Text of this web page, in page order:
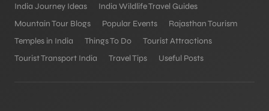
India Journey Ideas
India Wildlife Travel Guides
Mountain Tour Blogs
Popular Events
Rajasthan Tourism
Temples in India
Things To Do
Tourist Attractions
Tourist Transport India
Travel Tips Useful Posts